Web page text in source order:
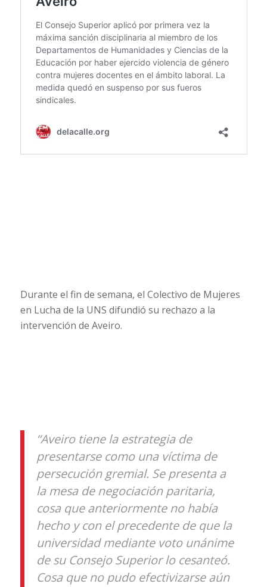
Durante el fin de semana, el Colectivo de Mujeres
en Lucha de la UNS difundió su rechazo a la
intervención de Aveiro.
“Aveiro tiene la estrategia de
presentarse como una víctima de
persecución gremial. Se presenta a
la mesa de negociación paritaria,
cosa que anteriormente no había
hecho y con el precedente de que la
universidad mediante voto unánime
de su Consejo Superior lo cesanteó.
Cosa que no pudo efectivizarse aún